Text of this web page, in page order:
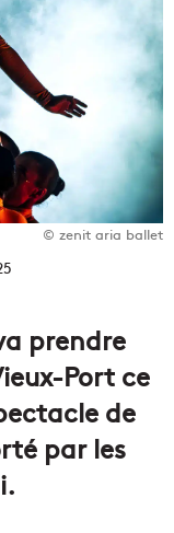
© zenit aria ballet
prendre
Port ce
de
par les